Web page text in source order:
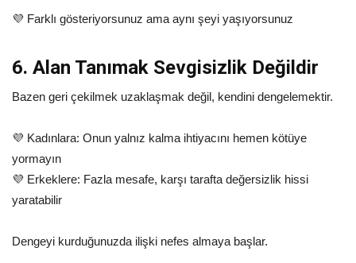
💜 Farklı gösteriyorsunuz ama aynı şeyi yaşıyorsunuz
6. Alan Tanımak Sevgisizlik Değildir
Bazen geri çekilmek uzaklaşmak değil, kendini dengelemektir.
💜 Kadınlara: Onun yalnız kalma ihtiyacını hemen kötüye
yormayın
💜 Erkeklere: Fazla mesafe, karşı tarafta değersizlik hissi
yaratabilir
Dengeyi kurduğunuzda ilişki nefes almaya başlar.